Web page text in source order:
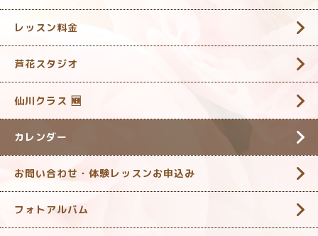
レッスン料金
芦花スタジオ
仙川クラス 🆕
カレンダー
お問い合わせ・体験レッスンお申込み
フォトアルバム